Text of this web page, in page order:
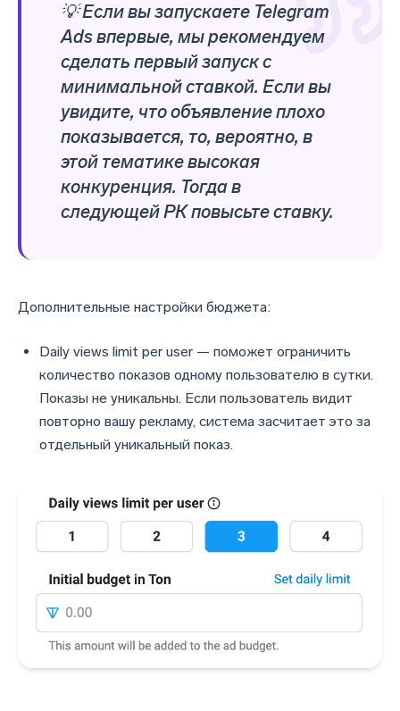
💡 Если вы запускаете Telegram
Ads впервые, мы рекомендуем
сделать первый запуск с
минимальной ставкой. Если вы
увидите, что объявление плохо
показывается, то, вероятно, в
этой тематике высокая
конкуренция. Тогда в
следующей РК повысьте ставку.
Дополнительные настройки бюджета:
Daily views limit per user — поможет ограничить
количество показов одному пользователю в сутки.
Показы не уникальны. Если пользователь видит
повторно вашу рекламу, система засчитает это за
отдельный уникальный показ.